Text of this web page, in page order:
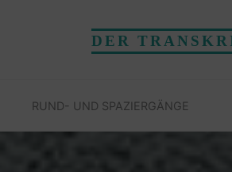
DER
RUND- UND SPAZIERGÄNGE